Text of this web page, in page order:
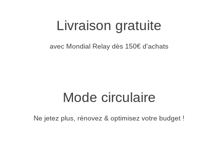
Livraison gratuite
avec Mondial Relay dès 150€ d'achats
Mode circulaire
Ne jetez plus, rénovez & optimisez votre budget !